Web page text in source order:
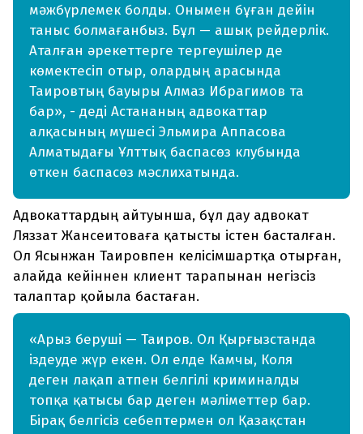
мәжбүрлемек болды. Онымен бұған дейін
таныс болмағанбыз. Бұл — ашық рейдерлік.
Аталған әрекеттерге тергеушілер де
көмектесіп отыр, олардың арасында
Таировтың бауыры Алмаз Ибрагимов та
бар», - деді Астананың адвокаттар
алқасының мүшесі Эльмира Аппасова
Алматыдағы Ұлттық баспасөз клубында
өткен баспасөз мәслихатында.
Адвокаттардың айтуынша, бұл дау адвокат
Ляззат Жансеитоваға қатысты істен басталған.
Ол Ясынжан Таировпен келісімшартқа отырған,
алайда кейіннен клиент тарапынан негізсіз
талаптар қойыла бастаған.
«Арыз беруші — Таиров. Ол Қырғызстанда
іздеуде жүр екен. Ол елде Камчы, Коля
деген лақап атпен белгілі криминалды
топқа қатысы бар деген мәліметтер бар.
Бірақ белгісіз себептермен ол Қазақстан